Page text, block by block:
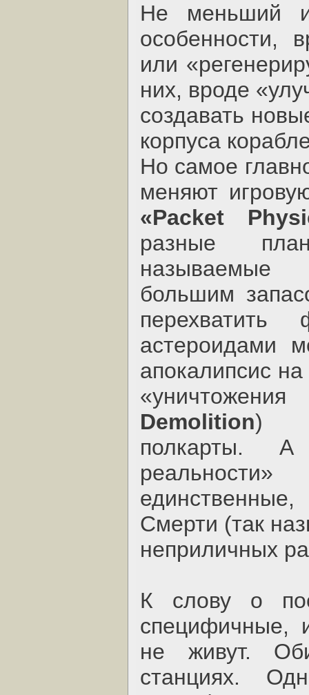
Не меньший
особенности,
или
них, вроде
создавать
корпуса
Но самое
меняют
«Packet
разные
называемые
большим
астероидами
апокалипсис
Demolition)
полкарты. А
Смерти (так
неприличных
К слову о
специфичные,
не живут.
станциях.